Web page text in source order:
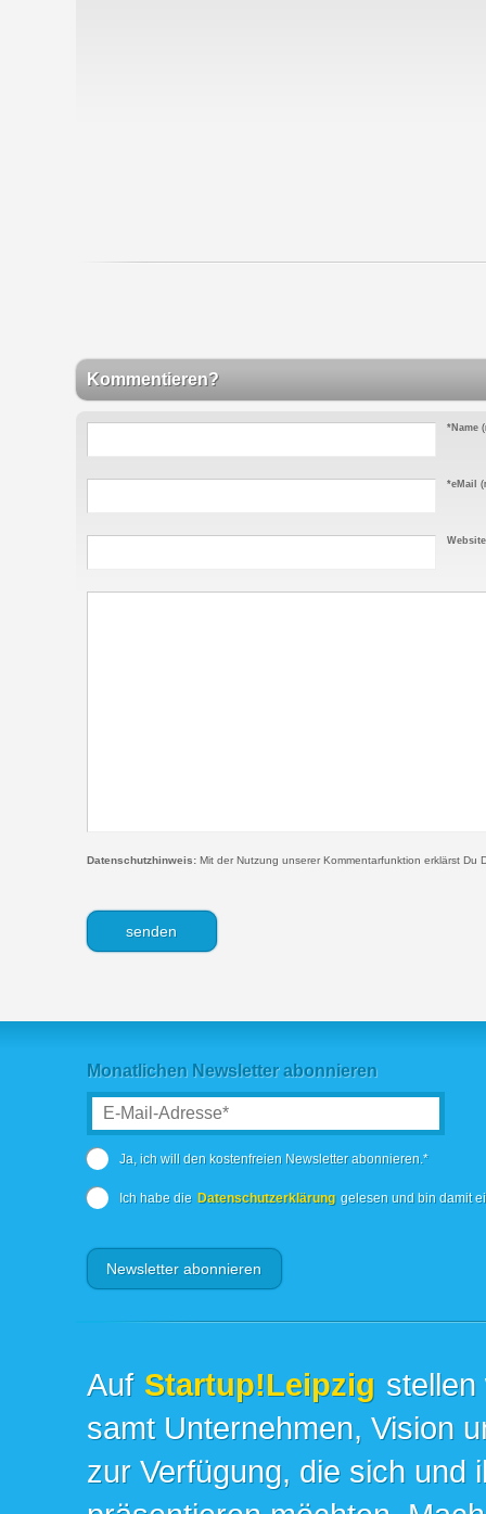
Kommentieren?
*Name
*eMail
Website
Datenschutzhinweis: Mit der Nutzung unserer Kommentarfunktion erklärst Du
Monatlichen Newsletter abonnieren
Ja, ich will den kostenfreien Newsletter abonnieren.*
Ich habe die Datenschutzerklärung gelesen und bin damit
Auf Startup!Leipzig
samt Unternehmen, Vision
zur Verfügung, die sich und